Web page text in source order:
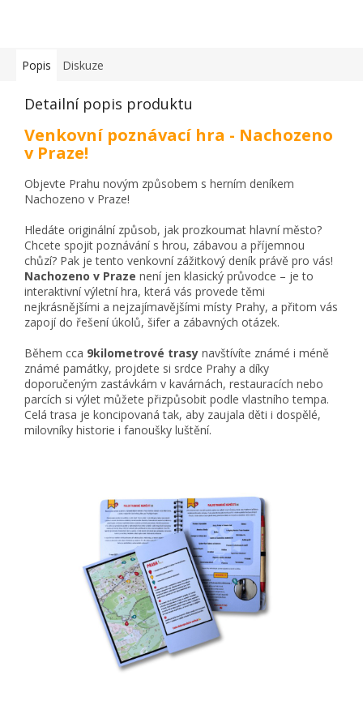
Popis Diskuze
Detailní popis produktu
Venkovní poznávací hra - Nachozeno
v Praze!
Objevte Prahu novým způsobem s herním deníkem
Nachozeno v Praze!
Hledáte originální způsob, jak prozkoumat hlavní město?
Chcete spojit poznávání s hrou, zábavou a příjemnou
chůzí? Pak je tento venkovní zážitkový deník právě pro vás!
Nachozeno v Praze není jen klasický průvodce – je to
interaktivní výletní hra, která vás provede těmi
nejkrásnějšími a nejzajímavějšími místy Prahy, a přitom vás
zapojí do řešení úkolů, šifer a zábavných otázek.
Během cca 9kilometrové trasy navštívíte známé i méně
známé památky, projdete si srdce Prahy a díky
doporučeným zastávkám v kavárnách, restauracích nebo
parcích si výlet můžete přizpůsobit podle vlastního tempa.
Celá trasa je koncipovaná tak, aby zaujala děti i dospělé,
milovníky historie i fanoušky luštění.